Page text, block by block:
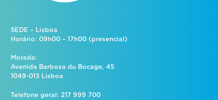
SEDE – Lisboa
Horário: 09h00 – 17h00 (presencial)
Morada:
Avenida Barbosa du Bocage, 45
1049-013 Lisboa
Telefone geral: 217 999 700